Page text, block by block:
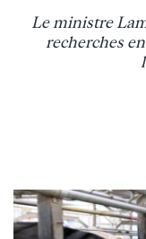
Le ministre
recherches